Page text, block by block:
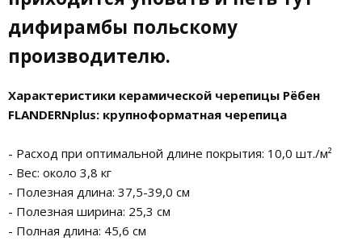
дифирамбы польскому
производителю.
Характеристики керамической черепицы Рёбен
FLANDERNplus: крупноформатная черепица
- Расход при оптимальной длине покрытия: 10,0 шт./м²
- Вес: около 3,8 кг
- Полезная длина: 37,5-39,0 см
- Полезная ширина: 25,3 см
- Полная длина: 45,6 см